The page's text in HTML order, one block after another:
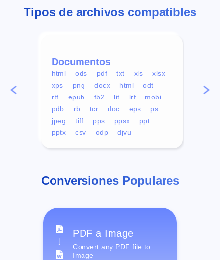
Tipos de archivos compatibles
Documentos
html ods pdf txt xls
xlsx
xps
png docx html
odt
rtf
epub fb2 lit lrf
mobi
pdb
rb tcr doc eps
ps
jpeg
tiff pps ppsx
ppt
pptx
csv odp djvu
mp4
Conversiones Populares
PDF a Image
Convert any PDF file to
Image